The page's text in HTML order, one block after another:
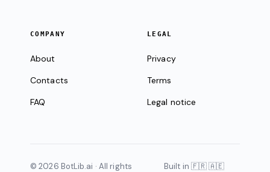
COMPANY
About
Contacts
FAQ
LEGAL
Privacy
Terms
Legal notice
© 2026 BotLib.ai · All rights Built in 🇫🇷 🇦🇪